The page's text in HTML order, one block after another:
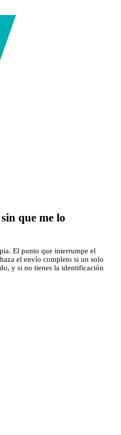
que me lo
El punto que interrumpe el
el envío completo si un solo
y si no tienes la identificación